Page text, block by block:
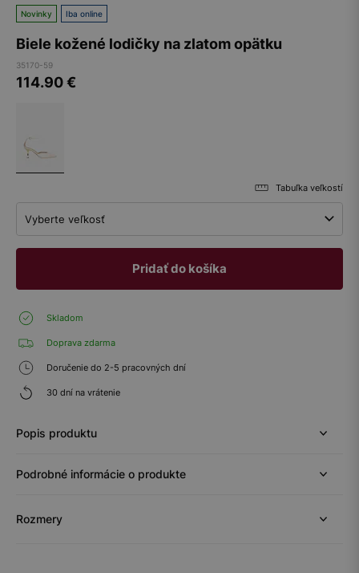
Novinky Iba online
Biele kožené lodičky na zlatom opätku
35170-59
114.90€
Tabuľka veľkostí
Vyberte veľkosť
Pridať do košíka
Skladom
Doprava zdarma
Doručenie do 2-5 pracovných dní
30 dní na vrátenie
Popis produktu
Podrobné informácie o produkte
Rozmery